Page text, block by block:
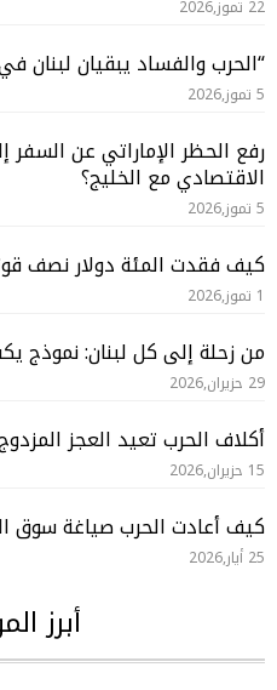
22 تموز,2026
“الحرب والفساد يبقيان لبنان
5 تموز,2026
رفع الحظر الإماراتي عن
الاقتصادي مع الخليج؟
5 تموز,2026
كيف فقدت المئة دولار نصف
1 تموز,2026
من زحلة إلى كل لبنان: نموذج
29 حزيران,2026
أكلاف الحرب تعيد العجز
15 حزيران,2026
كيف أعادت الحرب صياغة سوق
25 أيار,2026
أبرز